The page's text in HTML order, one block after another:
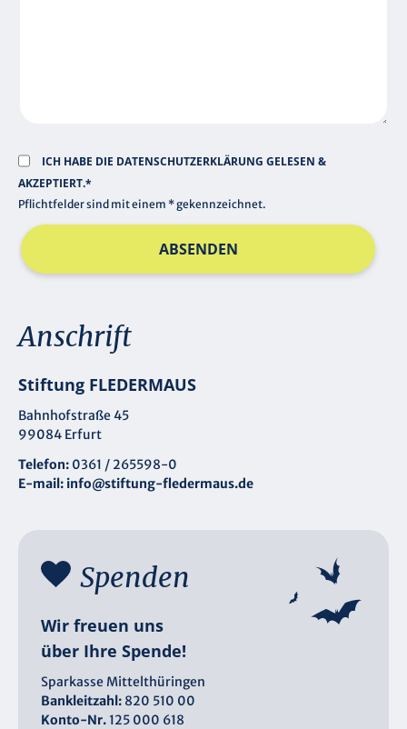
ICH HABE DIE DATENSCHUTZERKLÄRUNG GELESEN &
AKZEPTIERT.*
Pflichtfelder sind mit einem * gekennzeichnet.
ABSENDEN
Anschrift
Stiftung FLEDERMAUS
Bahnhofstraße 45
99084 Erfurt
Telefon: 0361 / 265598-0
E-mail: info@stiftung-fledermaus.de
Spenden
Wir freuen uns
über Ihre Spende!
Sparkasse Mittelthüringen
Bankleitzahl: 820 510 00
Konto-Nr. 125 000 618